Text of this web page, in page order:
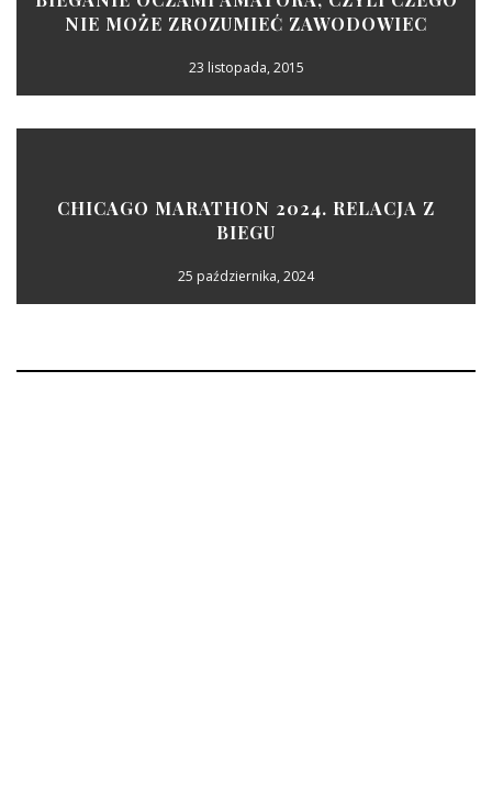
NIE MOŻE ZROZUMIEĆ ZAWODOWIEC
23 listopada, 2015
CHICAGO MARATHON 2024. RELACJA Z
BIEGU
25 października, 2024